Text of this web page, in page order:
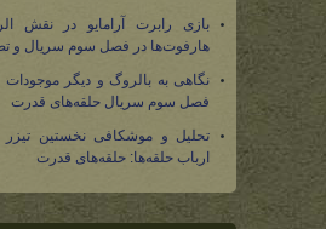
بازی رابرت آرامایو در نقش
هارفوت‌ها در فصل سوم سریال و
نگاهی به بالروگ و دیگر
فصل سوم سریال حلقه‌های قدرت
تحلیل و موشکافی نخستین
ارباب حلقه‌ها: حلقه‌های قدرت